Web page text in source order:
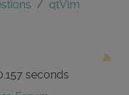
qtVlm
seconds